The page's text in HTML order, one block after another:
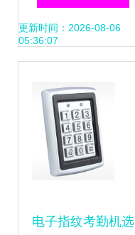
一体化管控解决方
更新时间：2026-08-06
05:36:07
电子指纹考勤机选